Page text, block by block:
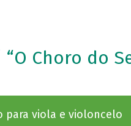
Choro do
para viola e violoncelo